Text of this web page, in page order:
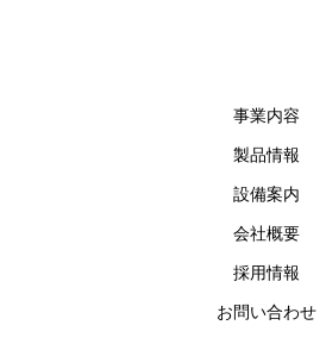
事業内容
製品情報
設備案内
会社概要
採用情報
お問い合わせ